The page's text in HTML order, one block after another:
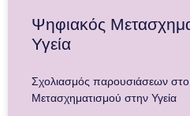
Ψηφιακός
Υγεία
Σχολιασμός παρουσιάσεων στο
Μετασχηματισμού στην Υγεία